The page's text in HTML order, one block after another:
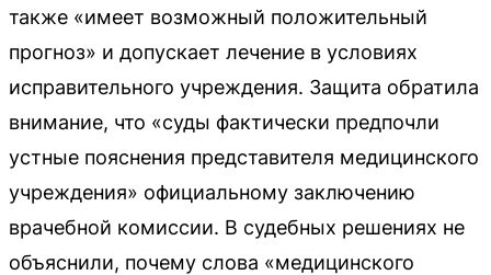
также «имеет возможный положительный
прогноз» и допускает лечение в условиях
исправительного учреждения. Защита обратила
внимание, что «суды фактически предпочли
устные пояснения представителя медицинского
учреждения» официальному заключению
врачебной комиссии. В судебных решениях не
объяснили, почему слова «медицинского